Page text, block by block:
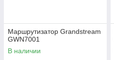
Маршрутизатор Grandstream
GWN7001
В наличии